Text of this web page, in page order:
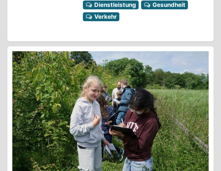
Dienstleistung
Gesundheit
Verkehr